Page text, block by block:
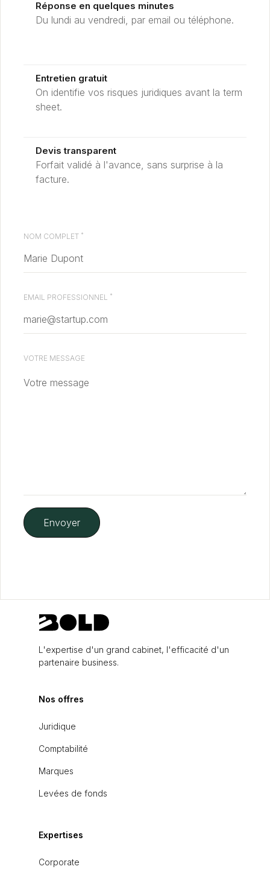
Réponse en quelques minutes
Du lundi au vendredi, par email ou téléphone.
Entretien gratuit
On identifie vos risques juridiques avant la term
sheet.
Devis transparent
Forfait validé à l'avance, sans surprise à la
facture.
NOM COMPLET *
EMAIL PROFESSIONNEL *
VOTRE MESSAGE
L'expertise d'un grand cabinet, l'efficacité d'un
partenaire business.
Nos offres
Juridique
Comptabilité
Marques
Levées de fonds
Expertises
Corporate